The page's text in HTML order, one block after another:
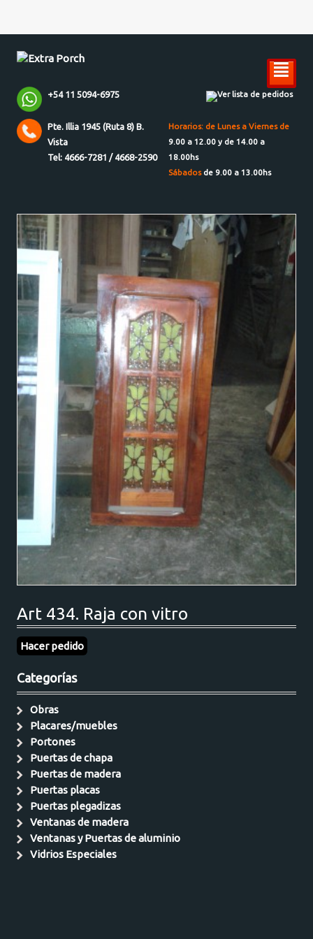
²
+54 11 5094-6975 Ver lista de pedidos
Pte. Illia 1945 (Ruta 8) B.
Vista
Tel: 4666-7281 / 4668-2590
Horarios: de Lunes a Viernes de
9.00 a 12.00 y de 14.00 a
18.00hs
Sábadosde 9.00 a 13.00hs
Art 434. Raja con vitro
Hacer pedido
Categorías
Obras
Placares/muebles
Portones
Puertas de chapa
Puertas de madera
Puertas placas
Puertas plegadizas
Ventanas de madera
Ventanas y Puertas de aluminio
Vidrios Especiales